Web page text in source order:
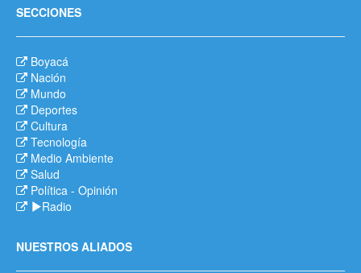
SECCIONES
Boyacá
Nación
Mundo
Deportes
Cultura
Tecnología
Medio Ambiente
Salud
Política - Opinión
Radio
NUESTROS ALIADOS